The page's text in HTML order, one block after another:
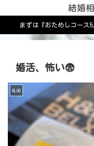
結婚
まずは『おためしコース
婚活、怖い😨
BLOG